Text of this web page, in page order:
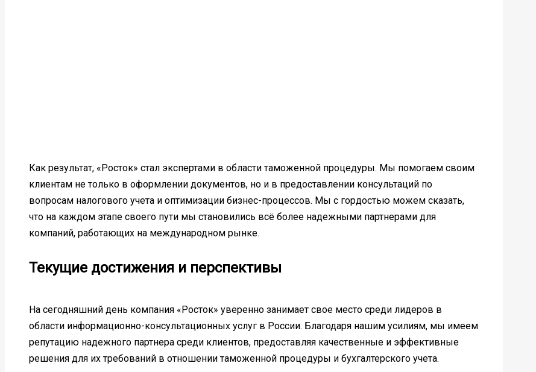
Как результат, «Росток» стал экспертами в области таможенной процедуры. Мы помогаем своим
клиентам не только в оформлении документов, но и в предоставлении консультаций по
вопросам налогового учета и оптимизации бизнес-процессов. Мы с гордостью можем сказать,
что на каждом этапе своего пути мы становились всё более надежными партнерами для
компаний, работающих на международном рынке.
Текущие достижения и перспективы
На сегодняшний день компания «Росток» уверенно занимает свое место среди лидеров в
области информационно-консультационных услуг в России. Благодаря нашим усилиям, мы имеем
репутацию надежного партнера среди клиентов, предоставляя качественные и эффективные
решения для их требований в отношении таможенной процедуры и бухгалтерского учета.